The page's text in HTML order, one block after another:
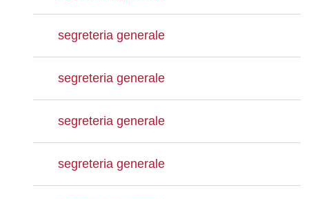
segreteria generale
segreteria generale
segreteria generale
segreteria generale